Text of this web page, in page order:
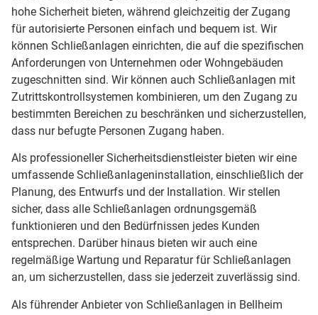
hohe Sicherheit bieten, während gleichzeitig der Zugang
für autorisierte Personen einfach und bequem ist. Wir
können Schließanlagen einrichten, die auf die spezifischen
Anforderungen von Unternehmen oder Wohngebäuden
zugeschnitten sind. Wir können auch Schließanlagen mit
Zutrittskontrollsystemen kombinieren, um den Zugang zu
bestimmten Bereichen zu beschränken und sicherzustellen,
dass nur befugte Personen Zugang haben.
Als professioneller Sicherheitsdienstleister bieten wir eine
umfassende Schließanlageninstallation, einschließlich der
Planung, des Entwurfs und der Installation. Wir stellen
sicher, dass alle Schließanlagen ordnungsgemäß
funktionieren und den Bedürfnissen jedes Kunden
entsprechen. Darüber hinaus bieten wir auch eine
regelmäßige Wartung und Reparatur für Schließanlagen
an, um sicherzustellen, dass sie jederzeit zuverlässig sind.
Als führender Anbieter von Schließanlagen in Bellheim